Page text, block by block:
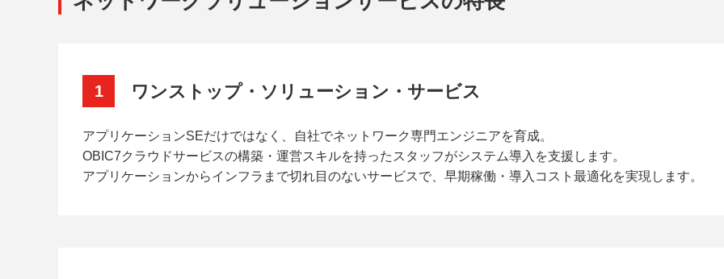
1 ワンストップ・ソリューション・サービス
アプリケーションSEだけではなく、自社でネットワーク専門エンジニアを育成。
OBIC7クラウドサービスの構築・運営スキルを持ったスタッフがシステム導入を支援します。
アプリケーションからインフラまで切れ目のないサービスで、早期稼働・導入コスト最適化を実現します。